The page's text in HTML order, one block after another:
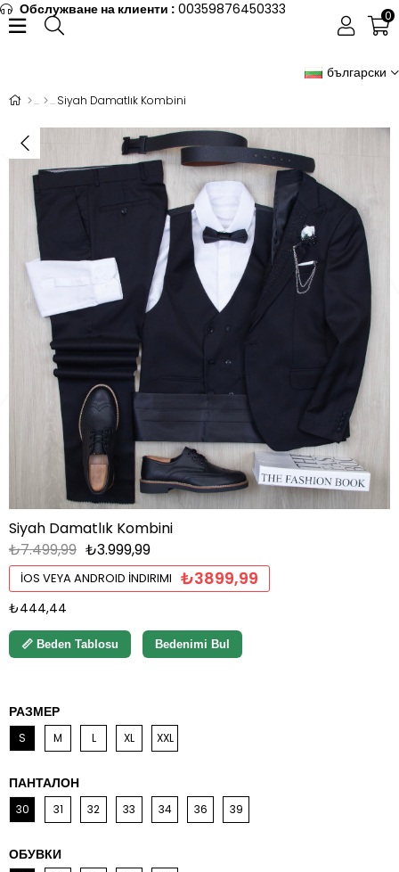
Обслужване на клиенти : 00359876450333
български
0
Siyah Damatlık Kombini
Siyah Damatlık Kombini
₺7.499,99 ₺3.999,99
İOS VEYA ANDROID İNDIRIMI ₺3899,99
₺444,44
📏 Beden Tablosu Bedenimi Bul
РАЗМЕР
S M L XL XXL
ПАНТАЛОН
30 31 32 33 34 36 39
ОБУВКИ